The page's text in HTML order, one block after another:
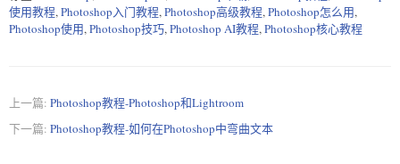
使用教程,Photoshop入门教程,Photoshop高级教程,Photoshop怎么用,
Photoshop使用,Photoshop技巧,Photoshop AI教程,Photoshop核心教程
上一篇: Photoshop教程-Photoshop和Lightroom
下一篇: Photoshop教程-如何在Photoshop中弯曲文本